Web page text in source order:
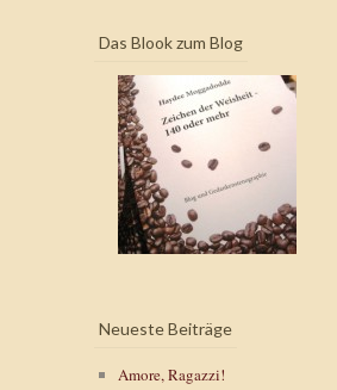
Das Blook zum Blog
Neueste Beiträge
Amore, Ragazzi!